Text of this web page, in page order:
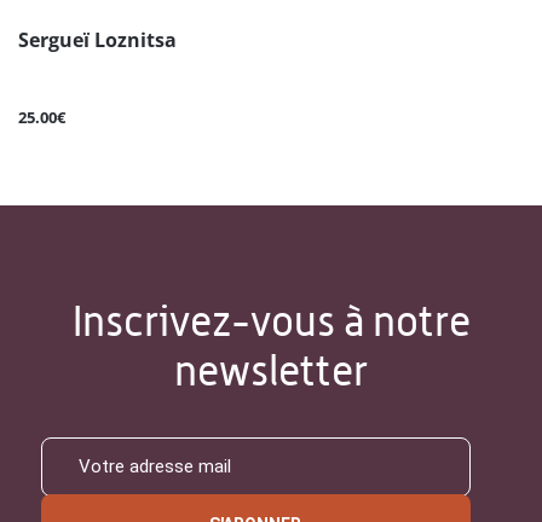
Sergueï Loznitsa
25.00€
Inscrivez-vous à notre
newsletter